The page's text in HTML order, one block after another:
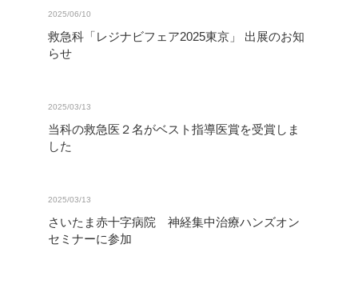
2025/06/10
救急科「レジナビフェア2025東京」 出展のお知
らせ
2025/03/13
当科の救急医２名がベスト指導医賞を受賞しま
した
2025/03/13
さいたま赤十字病院 神経集中治療ハンズオン
セミナーに参加